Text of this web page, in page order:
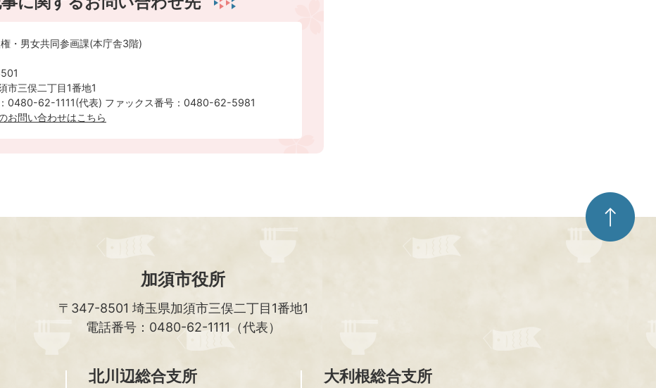
・男女共同参画課(本庁舎3階)
市三俣二丁目1番地1
0480-62-1111(代表) ファックス番号：0480-62-5981
お問い合わせはこちら
ペ
ー
ジ
加須市役所
〒347-8501 埼玉県加須市三俣二丁目1番地1
電話番号：0480-62-1111（代表）
北川辺総合支所 大利根総合支所